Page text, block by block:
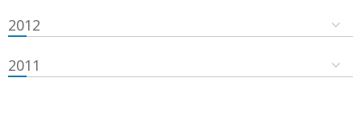
2012
2011